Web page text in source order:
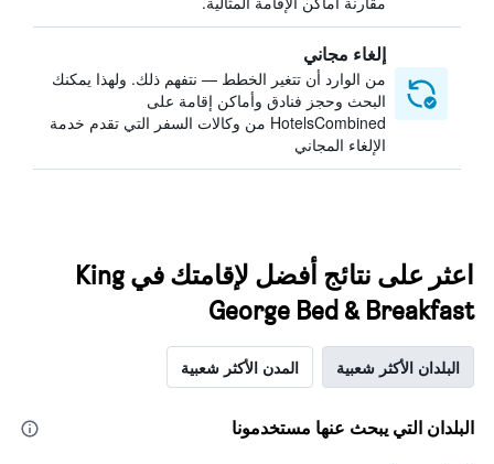
إلغاء مجاني
من الوارد أن تتغير الخطط — نتفهم ذلك. ولهذا يمكنك
البحث وحجز فنادق وأماكن إقامة على
HotelsCombined من وكالات السفر التي تقدم خدمة
الإلغاء المجاني
اعثر على نتائج أفضل لإقامتك في King
George Bed & Breakfast
البلدان الأكثر شعبية المدن الأكثر شعبية
البلدان التي يبحث عنها مستخدمونا